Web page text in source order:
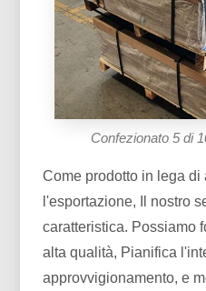
Confezionato 5 di
Come prodotto in lega di
l'esportazione, Il nostro
caratteristica. Possiamo
alta qualità, Pianifica
approvvigionamento, e